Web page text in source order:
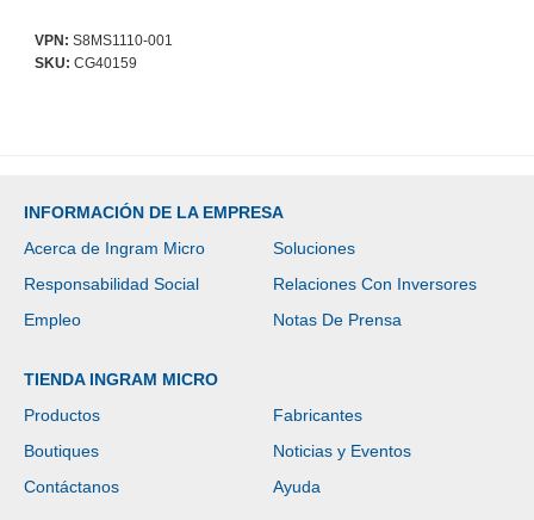
VPN: S8MS1110-001
SKU: CG40159
INFORMACIÓN DE LA EMPRESA
Acerca de Ingram Micro
Soluciones
Responsabilidad Social
Relaciones Con Inversores
Empleo
Notas De Prensa
TIENDA INGRAM MICRO
Productos
Fabricantes
Boutiques
Noticias y Eventos
Contáctanos
Ayuda